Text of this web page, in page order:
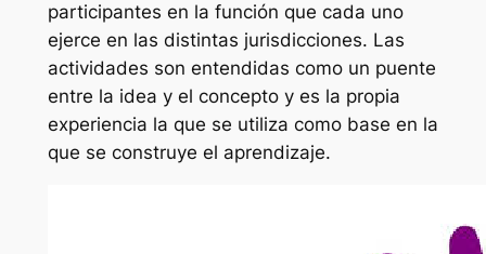
participantes en la función que cada uno
ejerce en las distintas jurisdicciones. Las
actividades son entendidas como un puente
entre la idea y el concepto y es la propia
experiencia la que se utiliza como base en la
que se construye el aprendizaje.